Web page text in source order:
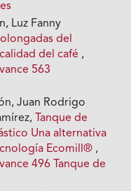
Luz Fanny
del
del café ,
563
Juan Rodrigo
Tanque de
Una alternativa
Ecomill® ,
496 Tanque de